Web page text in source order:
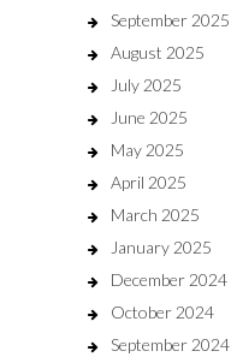
September 2025
August 2025
July 2025
June 2025
May 2025
April 2025
March 2025
January 2025
December 2024
October 2024
September 2024